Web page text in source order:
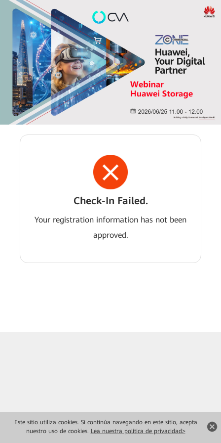
Este sitio utiliza cookies. Si continúa navegando en este sitio, acepta
nuestro uso de cookies. Lea nuestra política de privacidad>
Check-In Failed.
Your registration information has not been
approved.